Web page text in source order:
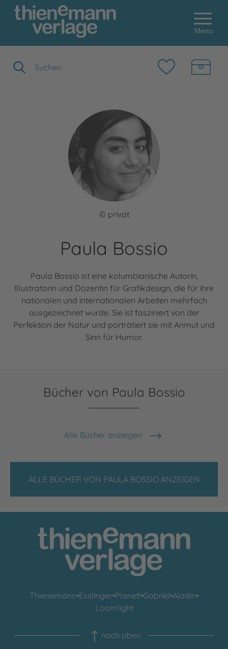
Menu
© privat
Paula Bossio
Paula Bossio ist eine kolumbianische Autorin,
Illustratorin und Dozentin für Grafikdesign, die für ihre
nationalen und internationalen Arbeiten mehrfach
ausgezeichnet wurde. Sie ist fasziniert von der
Perfektion der Natur und porträtiert sie mit Anmut und
Sinn für Humor.
Bücher von Paula Bossio
Alle Bücher anzeigen
ALLE BÜCHER VON PAULA BOSSIO ANZEIGEN
Thienemann•Esslinger•Planet!•Gabriel•Aladin•
Loomlight
nach oben